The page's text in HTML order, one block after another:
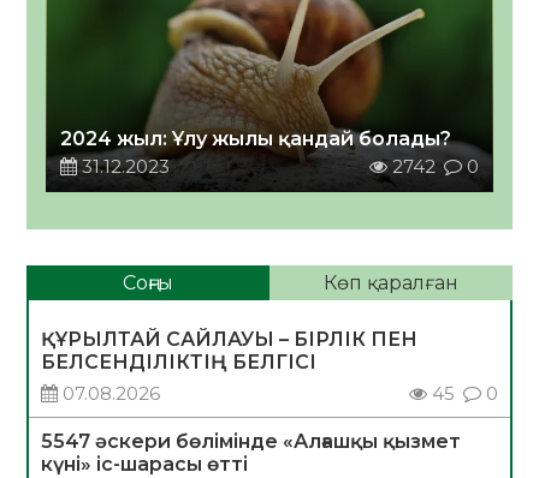
2024 жыл: Ұлу жылы қандай болады?
31.12.2023
2742 0
Соңғы Көп қаралған
ҚҰРЫЛТАЙ САЙЛАУЫ – БІРЛІК ПЕН
БЕЛСЕНДІЛІКТІҢ БЕЛГІСІ
07.08.2026
45 0
5547 әскери бөлімінде «Алғашқы қызмет
күні» іс-шарасы өтті